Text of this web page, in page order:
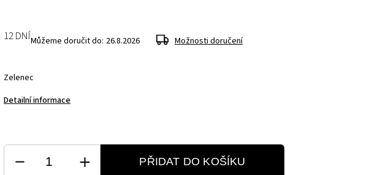
Zelenec
Detailní informace
12 DNÍMůžeme doručit do: 26.8.2026 Možnosti doručení
PŘIDAT DO KOŠÍKU